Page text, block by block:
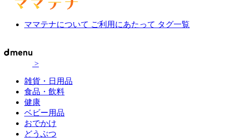
ママテナについて ご利用にあたって タグ一覧
>
雑貨・日用品
食品・飲料
健康
ベビー用品
おでかけ
どうぶつ